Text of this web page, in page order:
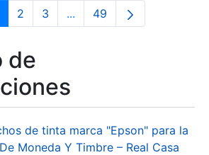
Página
2 Página
3 ...Páginas intermedias Use
Página
49
de
de tinta marca "Epson" para la
Moneda Y Timbre – Real Casa